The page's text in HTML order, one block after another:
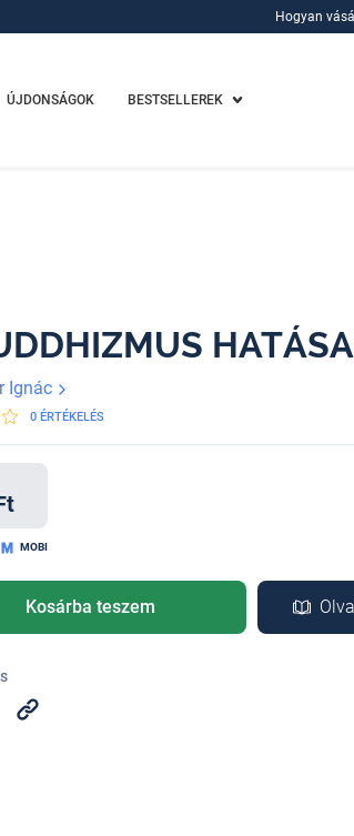
Hogyan
ÚJDONSÁGOK BESTSELLEREK
Ignác
0 ÉRTÉKELÉS
MOBI
Kosárba teszem